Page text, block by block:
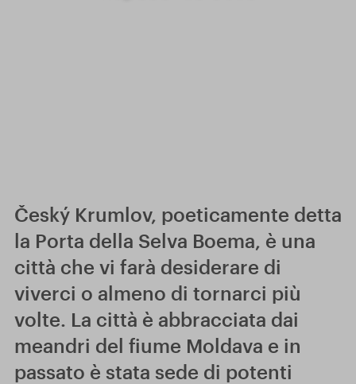
Český Krumlov, poeticamente detta
la Porta della Selva Boema, è una
città che vi farà desiderare di
viverci o almeno di tornarci più
volte. La città è abbracciata dai
meandri del fiume Moldava e in
passato è stata sede di potenti